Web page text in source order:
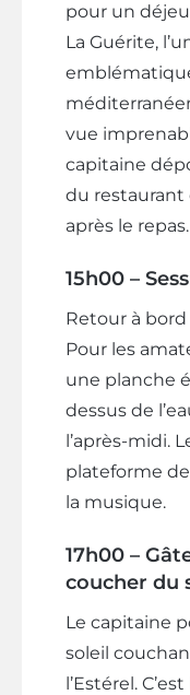
pour un
La Guérite,
vue
capitaine
du restaurant
après le repas.
15h00 –
Retour à
Pour les
une planche
dessus de
l’après-midi.
plateforme
la musique.
17h00 –
coucher du
Le capitaine
soleil
l’Estérel.